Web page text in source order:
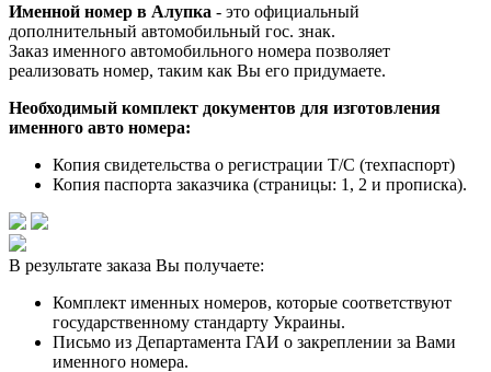
Именной номер в Алупка - это официальный
дополнительный автомобильный гос. знак.
Заказ именного автомобильного номера позволяет
реализовать номер, таким как Вы его придумаете.
Необходимый комплект документов для изготовления
именного авто номера:
Копия свидетельства о регистрации Т/С (техпаспорт)
Копия паспорта заказчика (страницы: 1, 2 и прописка).
В результате заказа Вы получаете:
Комплект именных номеров, которые соответствуют
государственному стандарту Украины.
Письмо из Департамента ГАИ о закреплении за Вами
именного номера.